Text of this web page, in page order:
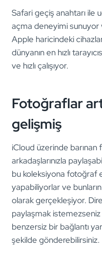
Safari geçiş anahtarı ile
açma deneyimi sunuyor
Apple haricindeki
dünyanın en hızlı
ve hızlı çalışıyor.
Fotoğraflar
gelişmiş
iCloud üzerinde barınan
arkadaşlarınızla
bu koleksiyona fotoğraf
yapabiliyorlar ve
olarak gerçekleşiyor.
paylaşmak
benzersiz bir bağlantı
şekilde gönderebilirsiniz.